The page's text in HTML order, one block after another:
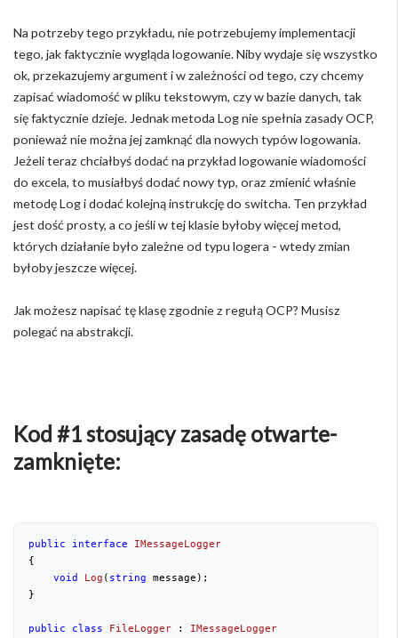
Na potrzeby tego przykładu, nie potrzebujemy implementacji
tego, jak faktycznie wygląda logowanie. Niby wydaje się wszystko
ok, przekazujemy argument i w zależności od tego, czy chcemy
zapisać wiadomość w pliku tekstowym, czy w bazie danych, tak
się faktycznie dzieje. Jednak metoda Log nie spełnia zasady OCP,
ponieważ nie można jej zamknąć dla nowych typów logowania.
Jeżeli teraz chciałbyś dodać na przykład logowanie wiadomości
do excela, to musiałbyś dodać nowy typ, oraz zmienić właśnie
metodę Log i dodać kolejną instrukcję do switcha. Ten przykład
jest dość prosty, a co jeśli w tej klasie byłoby więcej metod,
których działanie było zależne od typu logera - wtedy zmian
byłoby jeszcze więcej.
Jak możesz napisać tę klasę zgodnie z regułą OCP? Musisz
polegać na abstrakcji.
Kod #1 stosujący zasadę otwarte-
zamknięte:
public interface
IMessageLogger
{
void
Log ( string message ) ;
}
public class FileLogger : IMessageLogger